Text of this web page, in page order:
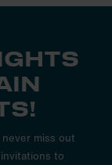
miss out
to